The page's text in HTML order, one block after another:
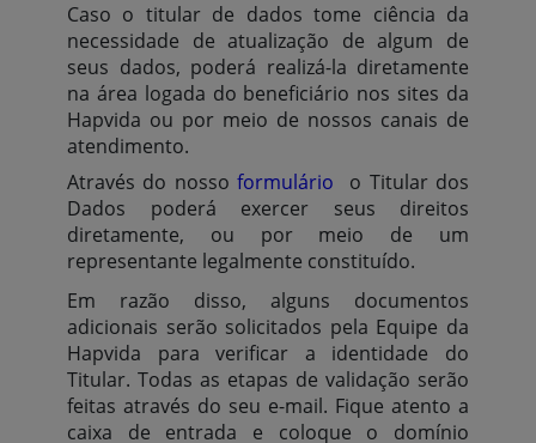
Caso o titular de dados tome ciência da
necessidade de atualização de algum de
seus dados, poderá realizá-la diretamente
na área logada do beneficiário nos sites da
Hapvida ou por meio de nossos canais de
atendimento.
Através do nosso formulário
o Titular dos
Dados poderá exercer seus direitos
diretamente, ou por meio de um
representante legalmente constituído.
Em razão disso, alguns documentos
adicionais serão solicitados pela Equipe da
Hapvida para verificar a identidade do
Titular. Todas as etapas de validação serão
feitas através do seu e-mail. Fique atento a
caixa de entrada e coloque o domínio